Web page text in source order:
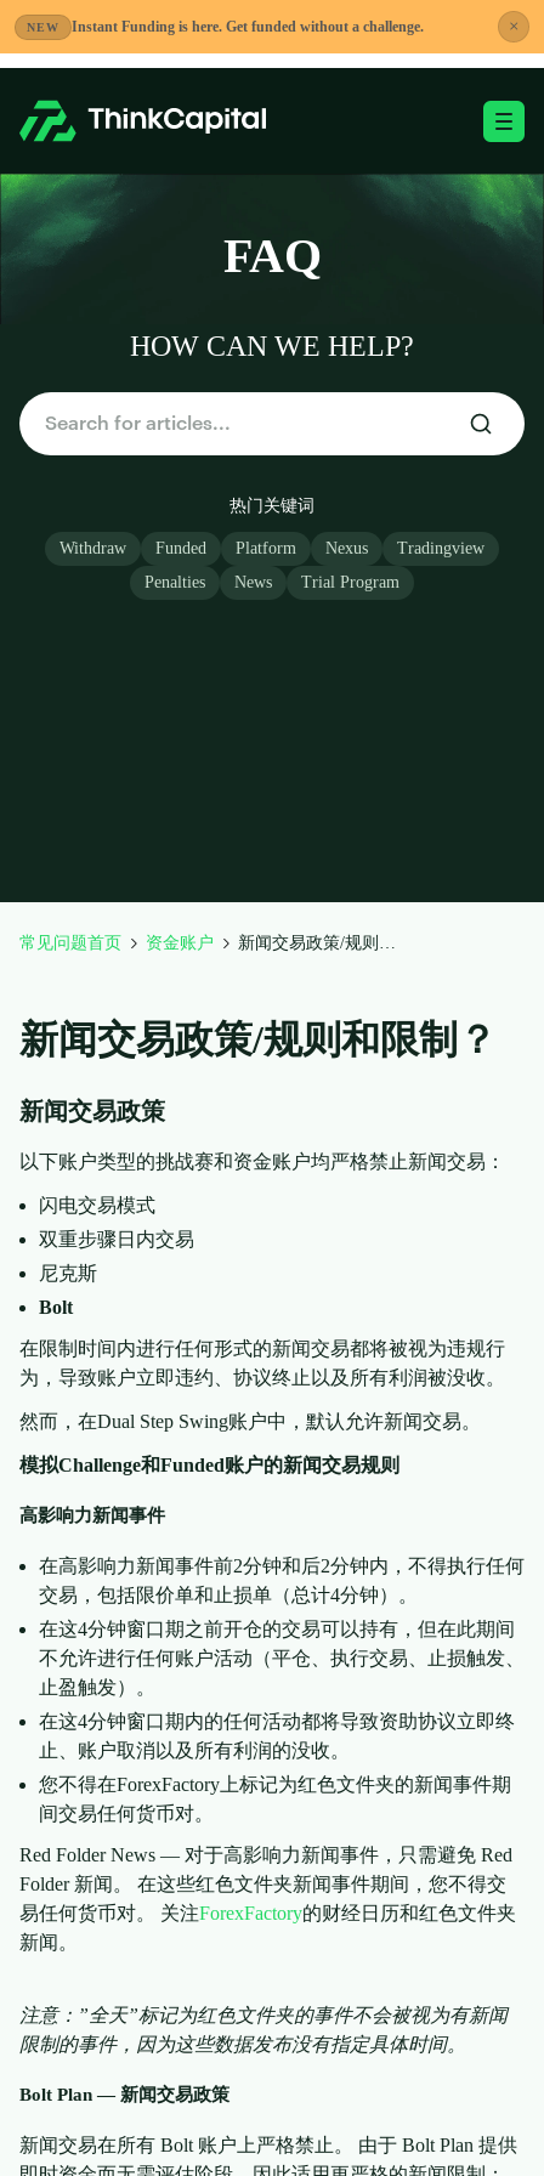
NEW Instant Funding is here. Get funded without a challenge. ×
到
内
切换移动端菜单
-
FAQ
HOW CAN WE HELP?
热门关键词
Withdraw Funded Platform Nexus
Tradingview
Penalties
News Trial Program
常见问题首页 资金账户 新闻交易政策/规则和限制？
新闻交易政策/规则和限制？
新闻交易政策
以下账户类型的挑战赛和资金账户均严格禁止新闻交易：
闪电交易模式
双重步骤日内交易
尼克斯
Bolt
在限制时间内进行任何形式的新闻交易都将被视为违规行
为，导致账户立即违约、协议终止以及所有利润被没收。
然而，在Dual Step Swing账户中，默认允许新闻交易。
模拟Challenge和Funded账户的新闻交易规则
高影响力新闻事件
在高影响力新闻事件前2分钟和后2分钟内，不得执行任何
交易，包括限价单和止损单（总计4分钟）。
在这4分钟窗口期之前开仓的交易可以持有，但在此期间
不允许进行任何账户活动（平仓、执行交易、止损触发、
止盈触发）。
在这4分钟窗口期内的任何活动都将导致资助协议立即终
止、账户取消以及所有利润的没收。
您不得在ForexFactory上标记为红色文件夹的新闻事件期
间交易任何货币对。
Red Folder News — 对于高影响力新闻事件，只需避免 Red
Folder 新闻。 在这些红色文件夹新闻事件期间，您不得交
易任何货币对。 关注ForexFactory的财经日历和红色文件夹
新闻。
注意：”全天”标记为红色文件夹的事件不会被视为有新闻
限制的事件，因为这些数据发布没有指定具体时间。
Bolt Plan — 新闻交易政策
新闻交易在所有 Bolt 账户上严格禁止。 由于 Bolt Plan 提供